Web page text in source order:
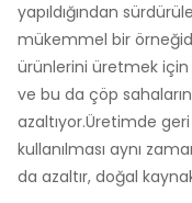
yapıldığından
mükemmel bir
ürünlerini üretmek için
ve bu da çöp
azaltıyor.Üretimde
kullanılması aynı
da azaltır, doğal